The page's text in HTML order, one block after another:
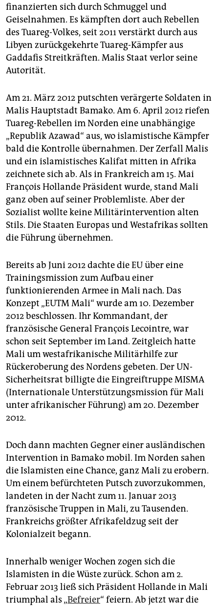
finanzierten sich durch Schmuggel und
Geiselnahmen. Es kämpften dort auch Rebellen
des Tuareg-Volkes, seit 2011 verstärkt durch aus
Libyen zurückgekehrte Tuareg-Kämpfer aus
Gaddafis Streitkräften. Malis Staat verlor seine
Autorität.
Am 21. März 2012 putschten verärgerte Soldaten in
Malis Hauptstadt Bamako. Am 6. April 2012 riefen
Tuareg-Rebellen im Norden eine unabhängige
„Republik Azawad“ aus, wo islamistische Kämpfer
bald die Kontrolle übernahmen. Der Zerfall Malis
und ein islamistisches Kalifat mitten in Afrika
zeichnete sich ab. Als in Frankreich am 15. Mai
François Hollande Präsident wurde, stand Mali
ganz oben auf seiner Problemliste. Aber der
Sozialist wollte keine Militärintervention alten
Stils. Die Staaten Europas und West­afrikas sollten
die Führung übernehmen.
Bereits ab Juni 2012 dachte die EU über eine
Trainingsmission zum Aufbau einer
funktionierenden Armee in Mali nach. Das
Konzept „EUTM Mali“ wurde am 10. Dezember
2012 beschlossen. Ihr Kommandant, der
französische General François Lecointre, war
schon seit September im Land. Zeitgleich hatte
Mali um westafrikanische Militärhilfe zur
Rückeroberung des Nordens gebeten. Der UN-
Sicherheitsrat billigte die Eingreiftruppe MISMA
(Internationale Unterstützungsmission für Mali
unter afrikanischer Führung) am 20. Dezember
2012.
Doch dann machten Gegner einer ausländischen
Intervention in Bamako mobil. Im Norden sahen
die Islamisten eine Chance, ganz Mali zu erobern.
Um einem befürchteten Putsch zuvorzukommen,
landeten in der Nacht zum 11. Januar 2013
französische Truppen in Mali, zu Tausenden.
Frankreichs größter Afrikafeldzug seit der
Kolonialzeit begann.
Innerhalb weniger Wochen zogen sich die
Islamisten in die Wüste zurück. Schon am 2.
Februar 2013 ließ sich Präsident Hollande in Mali
triumphal als „Befreier“ feiern. Ab jetzt war die